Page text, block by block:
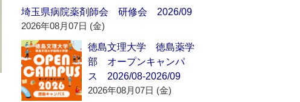
埼玉県病院薬剤師会 研修会 2026/09
2026年08月07日 (金)
徳島文理大学 徳島薬学
部 オープンキャンパ
ス 2026/08-2026/09
2026年08月07日 (金)